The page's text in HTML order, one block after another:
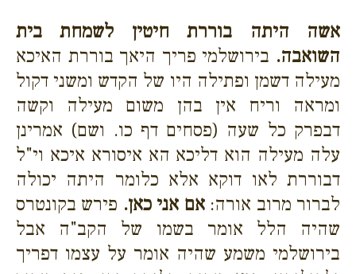
אשה היתה בוררת חיטין לשמחת בית
השואבה. בירושלמי פריך היאך בוררת האיכא
מעילה דשמן ופתילה היו של הקדש ומשני דקול
ומראה וריח אין בהן משום מעילה וקשה
דבפרק כל שעה (פסחים דף כו. ושם) אמרינן
עלה מעילה הוא דליכא הא איסורא איכא וי"ל
דבוררת לאו דוקא אלא כלומר היתה יכולה
לברור מרוב אורה:אם אני כאן. פירש בקונטרס
שהיה הלל אומר בשמו של הקב"ה אבל
בירושלמי משמע שהיה אומר על עצמו דפריך